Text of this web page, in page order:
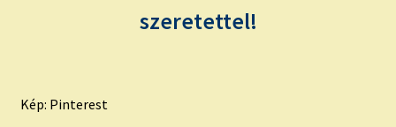
szeretettel!
Kép: Pinterest